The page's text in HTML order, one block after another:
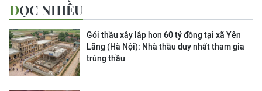
ĐỌC NHIỀU
Gói thầu xây lắp hơn 60 tỷ đồng tại xã Yên
Lãng (Hà Nội): Nhà thầu duy nhất tham gia
trúng thầu